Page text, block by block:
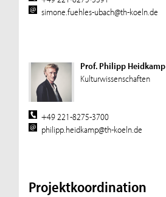
simone.fuehles-ubach@th-koeln.de
Prof. Philipp Heidkamp
Kulturwissenschaften
+49 221-8275-3700
philipp.heidkamp@th-koeln.de
Projektkoordination